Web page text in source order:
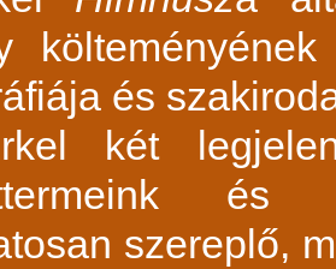
és
két
és
szereplő,